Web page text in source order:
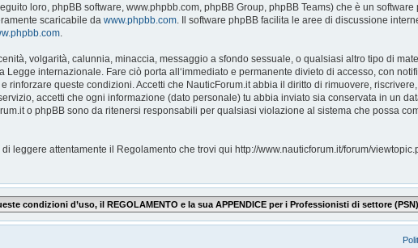
loro, phpBB software, www.phpbb.com, phpBB Group, phpBB Teams) che è un
scaricabile da www.phpbb.com . Il software phpBB facilita le aree di discussione
volgarità, calunnia, minaccia, messaggio a sfondo sessuale, o qualsiasi altro tipo di
Legge internazionale. Fare ciò porta all‘immediato e permanente divieto di accesso, con
rinforzare queste condizioni. Accetti che NauticForum.it abbia il diritto di rimuovere,
accetti che ogni informazione (dato personale) tu abbia inviato sia conservata in un
o phpBB sono da ritenersi responsabili per qualsiasi violazione al sistema che possa
leggere attentamente il Regolamento che trovi qui http://www.nauticforum.it/forum/